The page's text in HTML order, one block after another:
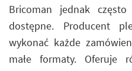
Bricoman jednak
dostępne. Producent
wykonać każde
małe formaty. Oferuje